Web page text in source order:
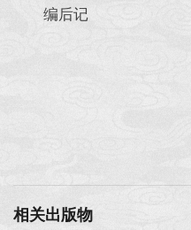
编后记
相关出版物